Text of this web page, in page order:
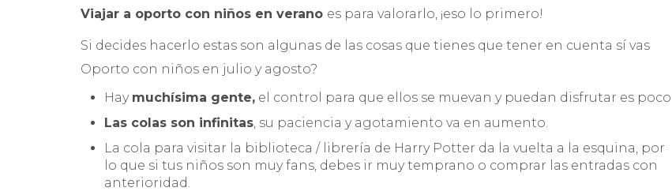
Viajar a oporto con niños en verano es para valorarlo, ¡eso lo primero!
Si decides hacerlo estas son algunas de las cosas que tienes que tener en cuenta sí vas
Oporto con niños en julio y agosto?
Hay muchísima gente, el control para que ellos se muevan y puedan disfrutar es poco
Las colas son infinitas, su paciencia y agotamiento va en aumento.
La cola para visitar la biblioteca / librería de Harry Potter da la vuelta a la esquina, por
lo que si tus niños son muy fans, debes ir muy temprano o comprar las entradas con
anterioridad.